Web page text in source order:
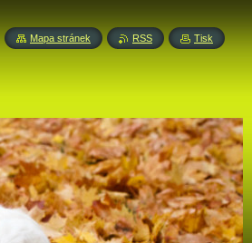
Mapa stránek RSS Tisk